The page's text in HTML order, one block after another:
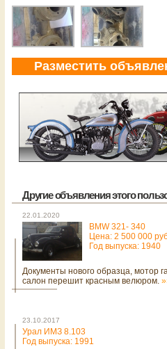
Разместить
Другие объявления этого
22.01.2020
BMW 321- 340
Цена: 2 500 000
Год выпуска: 1940
Документы нового образца, мотор
салон перешит красным велюром.
23.10.2017
Урал ИМЗ 8.103
Год выпуска: 1991